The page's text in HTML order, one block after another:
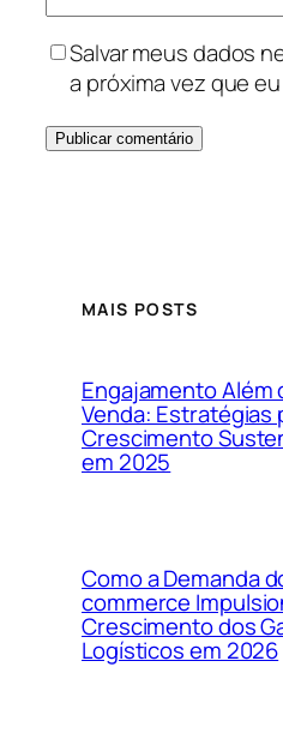
Salvar meus dados
a próxima vez que
MAIS POSTS
Engajamento Além
Venda: Estratégias
Crescimento
em 2025
Como a Demanda
commerce
Crescimento dos
Logísticos em 2026